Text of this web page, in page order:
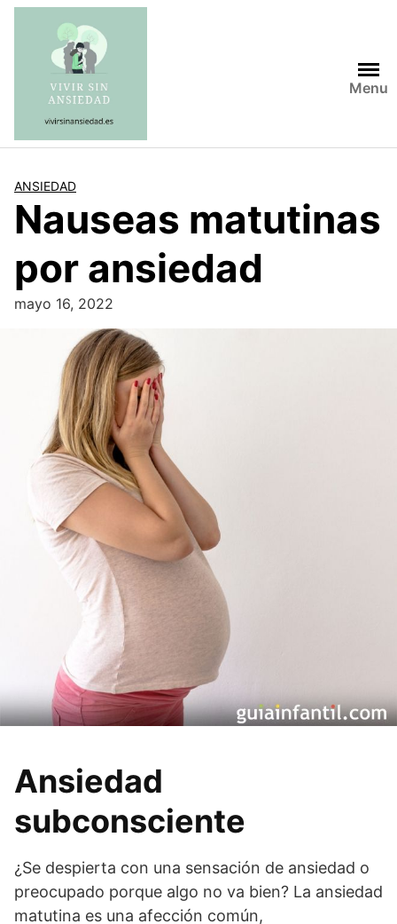
Saltar
contenido
Menu
ANSIEDAD
Nauseas matutinas
por ansiedad
mayo 16, 2022
Ansiedad
subconsciente
¿Se despierta con una sensación de ansiedad o
preocupado porque algo no va bien? La ansiedad
matutina es una afección común,